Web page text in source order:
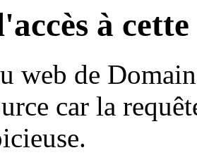
à
web de
car la